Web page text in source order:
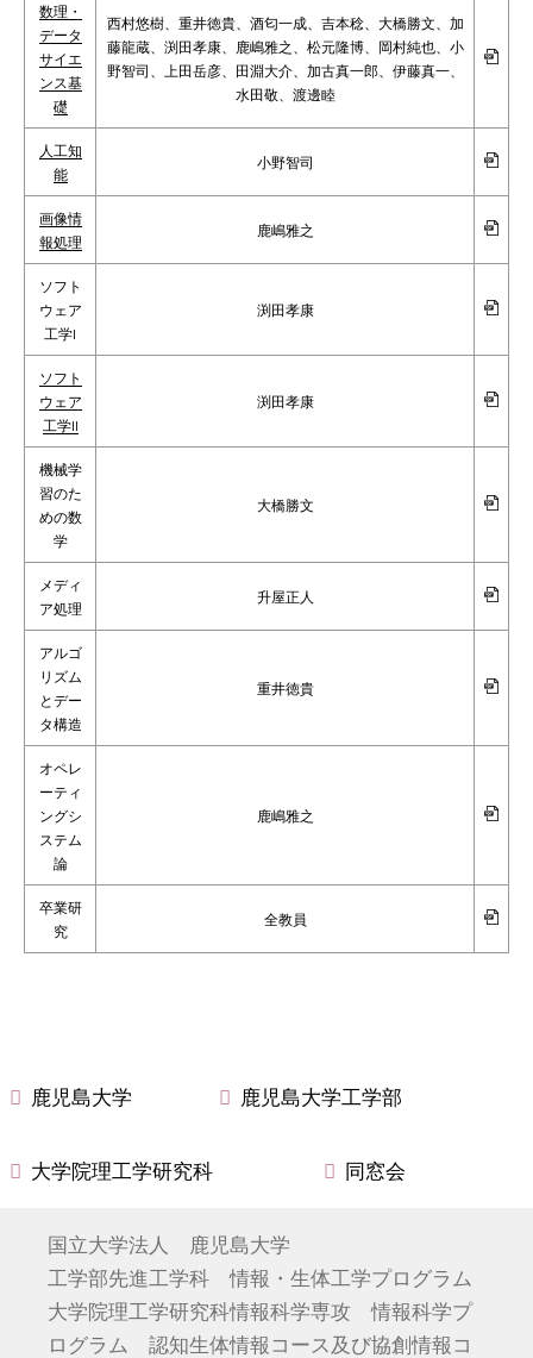
数理・
データ
サイエ
ンス基
礎
西村悠樹、重井徳貴、酒匂一成、吉本稔、大橋勝文、加
藤龍蔵、渕田孝康、鹿嶋雅之、松元隆博、岡村純也、小
野智司、上田岳彦、田淵大介、加古真一郎、伊藤真一、
水田敬、渡邊睦
人工知
能
小野智司
画像情
報処理
鹿嶋雅之
ソフト
ウェア
工学I
渕田孝康
ソフト
ウェア
工学II
渕田孝康
機械学
習のた
めの数
学
大橋勝文
メディ
ア処理
升屋正人
アルゴ
リズム
とデー
タ構造
重井徳貴
オペレ
ーティ
ングシ
ステム
論
鹿嶋雅之
卒業研
究
全教員
鹿児島大学 鹿児島大学工学部
大学院理工学研究科 同窓会
国立大学法人 鹿児島大学
工学部先進工学科 情報・生体工学プログラム
大学院理工学研究科情報科学専攻 情報科学プ
ログラム 認知生体情報コース及び協創情報コ